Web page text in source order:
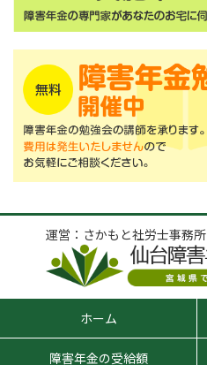
運営：さかもと社労士事務所
ホーム
障害年金の受給額